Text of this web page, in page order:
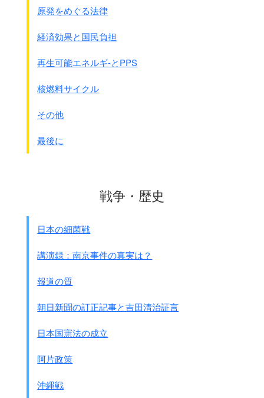
それと厚生労働省のタミフルと
◎資料
注：タミフルを使うと胎児死亡は
低用量でも4倍になっています。
低用量でも
す。
しかし産婦人科学会では
タミフル投与を勧めています。
タミフルを許可した厚生省の委員に
中外製薬から莫大な研究費をもらっている
教授が入っています。
それが発覚して
その教授は一昨年首になりました。
原発をめぐる法律
経済効果と国民負担
再生可能エネルギ-とPPS
核燃料サイクル
その他
最後に
戦争・歴史
日本の細菌戦
講演録：南京事件の真実は？
報道の質
朝日新聞の訂正記事と吉田清治証言
日本国憲法の成立
阿片政策
沖縄戦